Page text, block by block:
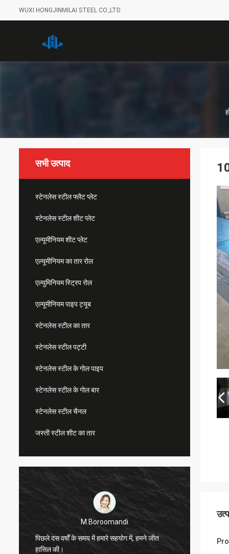
WUXI HONGJINMILAI STEEL CO.,LTD
सभी उत्पाद
स्टेनलेस स्टील फ्लैट प्लेट
स्टेनलेस स्टील शीट प्लेट
एल्यूमीनियम शीट प्लेट
एल्यूमीनियम का तार रोल
एल्युमिनियम स्ट्रिप रोल
एल्यूमीनियम पाइप ट्यूब
स्टेनलेस स्टील का तार
स्टेनलेस स्टील पट्टी
स्टेनलेस स्टील के गोल पाइप
स्टेनलेस स्टील के गोल बार
स्टेनलेस स्टील चैनल
जस्ती स्टील शीट का तार
M.Boroomandi
पिछले दस वर्षों के समय में हमारे सहयोग में, हमने जीत
हासिल की।
पिछले